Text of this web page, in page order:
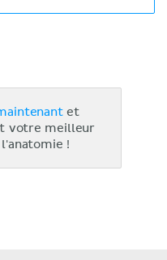
et
votre meilleur
!